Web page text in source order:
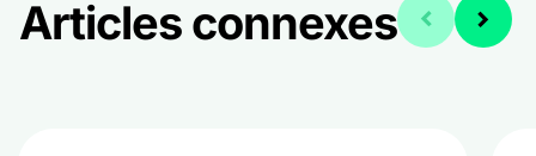
Articles connexes